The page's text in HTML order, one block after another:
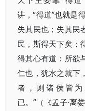
讲，“得道”也就是
失其民也；失其民
民，斯得天下矣；
得其心有道：所欲
仁也，犹水之就下
者，则诸侯皆
已。”（《孟子·离